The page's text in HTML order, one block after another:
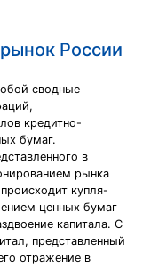
России
сводные
кредитно-
бумаг.
в
рынка
купля-
ценных бумаг
капитала. С
представленный
отражение в